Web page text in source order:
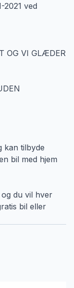
2021 ved
OG VI GLÆDER
kan tilbyde
bil med hjem
du vil hver
bil eller